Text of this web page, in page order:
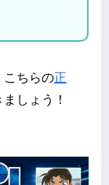
こちらの正
しょう！